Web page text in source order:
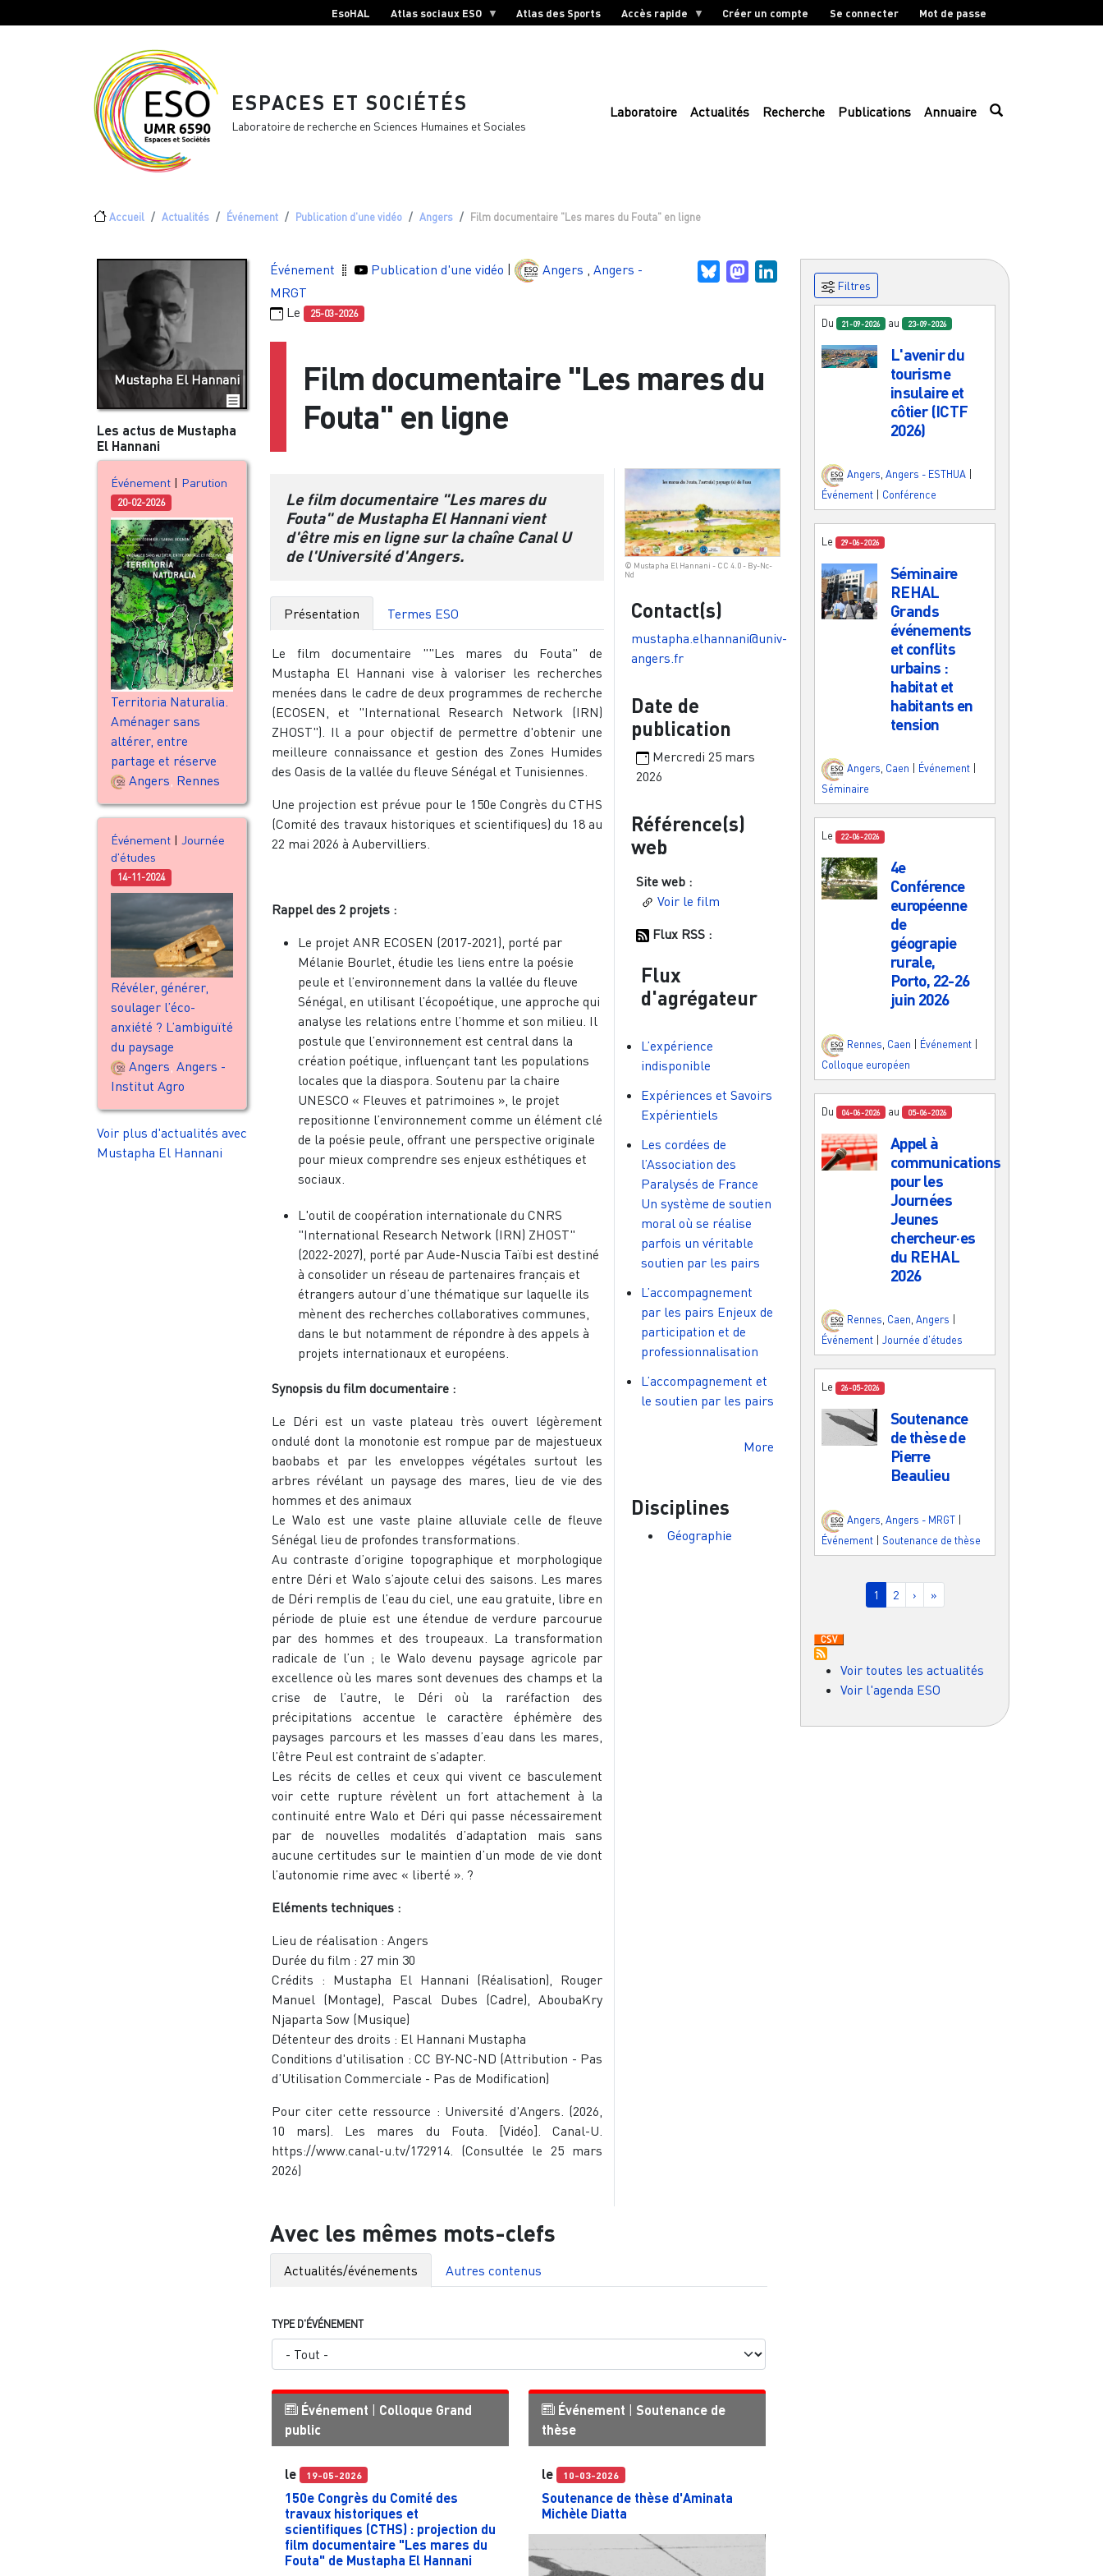
EsoHAL Atlas sociaux ESO Atlas des Sports Accès rapide Créer un compte Se connecter Mot de passe
ESPACES ET SOCIÉTÉS
Laboratoire de recherche en Sciences Humaines et Sociales
Laboratoire Actualités Recherche Publications Annuaire
Fil d'Ariane
Accueil Actualités Événement Publication d'une vidéo Angers Film documentaire "Les mares du Fouta" en ligne
Mustapha El Hannani
Les actus de Mustapha
El Hannani
Événement | Parution
20-02-2026
Territoria Naturalia.
Aménager sans
altérer, entre
partage et réserve
Angers, Rennes
Événement | Journée
d'études
14-11-2024
Révéler, générer,
soulager l’éco-
anxiété ? L’ambiguïté
du paysage
Angers, Angers -
Institut Agro
Voir plus d'actualités avec
Mustapha El Hannani
Événement Publication d'une vidéo | Angers ,Angers -
MRGT
Le 25-03-2026
BlueskyMastodonLinkedIn
Film documentaire "Les mares du
Fouta" en ligne
Le film documentaire "Les mares du
Fouta" de Mustapha El Hannani vient
d'être mis en ligne sur la chaîne Canal U
de l'Université d'Angers.
Présentation Termes ESO
Le film documentaire ""Les mares du Fouta" de
Mustapha El Hannani vise à valoriser les recherches
menées dans le cadre de deux programmes de recherche
(ECOSEN, et "International Research Network (IRN)
ZHOST"). Il a pour objectif de permettre d'obtenir une
meilleure connaissance et gestion des Zones Humides
des Oasis de la vallée du fleuve Sénégal et Tunisiennes.
Une projection est prévue pour le 150e Congrès du CTHS
(Comité des travaux historiques et scientifiques) du 18 au
22 mai 2026 à Aubervilliers.
Rappel des 2 projets :
Le projet ANR ECOSEN (2017-2021), porté par
Mélanie Bourlet, étudie les liens entre la poésie
peule et l’environnement dans la vallée du fleuve
Sénégal, en utilisant l’écopoétique, une approche qui
analyse les relations entre l’homme et son milieu. Il
postule que l’environnement est central dans la
création poétique, influençant tant les populations
locales que la diaspora. Soutenu par la chaire
UNESCO « Fleuves et patrimoines », le projet
repositionne l’environnement comme un élément clé
de la poésie peule, offrant une perspective originale
pour mieux comprendre ses enjeux esthétiques et
sociaux.
L'outil de coopération internationale du CNRS
"International Research Network (IRN) ZHOST"
(2022-2027), porté par Aude-Nuscia Taïbi est destiné
à consolider un réseau de partenaires français et
étrangers autour d’une thématique sur laquelle ils
mènent des recherches collaboratives communes,
dans le but notamment de répondre à des appels à
projets internationaux et européens.
Synopsis du film documentaire :
Le Déri est un vaste plateau très ouvert légèrement
ondulé dont la monotonie est rompue par de majestueux
baobabs et par les enveloppes végétales surtout les
arbres révélant un paysage des mares, lieu de vie des
hommes et des animaux
Le Walo est une vaste plaine alluviale celle de fleuve
Sénégal lieu de profondes transformations.
Au contraste d’origine topographique et morphologique
entre Déri et Walo s’ajoute celui des saisons. Les mares
de Déri remplis de l’eau du ciel, une eau gratuite, libre en
période de pluie est une étendue de verdure parcourue
par des hommes et des troupeaux. La transformation
radicale de l’un ; le Walo devenu paysage agricole par
excellence où les mares sont devenues des champs et la
crise de l’autre, le Déri où la raréfaction des
précipitations accentue le caractère éphémère des
paysages parcours et les masses d’eau dans les mares,
l’être Peul est contraint de s’adapter.
Les récits de celles et ceux qui vivent ce basculement
voir cette rupture révèlent un fort attachement à la
continuité entre Walo et Déri qui passe nécessairement
par de nouvelles modalités d’adaptation mais sans
aucune certitudes sur le maintien d’un mode de vie dont
l’autonomie rime avec « liberté ». ?
Eléments techniques :
Lieu de réalisation : Angers
Durée du film : 27 min 30
Crédits : Mustapha El Hannani (Réalisation), Rouger
Manuel (Montage), Pascal Dubes (Cadre), AboubaKry
Njaparta Sow (Musique)
Détenteur des droits : El Hannani Mustapha
Conditions d'utilisation : CC BY-NC-ND (Attribution - Pas
d’Utilisation Commerciale - Pas de Modification)
Pour citer cette ressource : Université d'Angers. (2026,
10 mars). Les mares du Fouta. [Vidéo]. Canal-U.
https://www.canal-u.tv/172914. (Consultée le 25 mars
2026)
© Mustapha El Hannani - CC 4.0 - By-Nc-
Nd
Contact(s)
mustapha.elhannani@univ-
angers.fr
Date de
publication
Mercredi 25 mars
2026
Référence(s)
web
Site web :
Voir le film
Flux RSS :
Flux
d'agrégateur
L’expérience
indisponible
Expériences et Savoirs
Expérientiels
Les cordées de
l’Association des
Paralysés de France
Un système de soutien
moral où se réalise
parfois un véritable
soutien par les pairs
L’accompagnement
par les pairs Enjeux de
participation et de
professionnalisation
L’accompagnement et
le soutien par les pairs
More
Disciplines
Géographie
Avec les mêmes mots-clefs
Actualités/événements Autres contenus
TYPE D'ÉVÉNEMENT
Événement | Colloque Grand
public
le 19-05-2026
150e Congrès du Comité des
travaux historiques et
scientifiques (CTHS) : projection du
film documentaire "Les mares du
Fouta" de Mustapha El Hannani
Événement |Soutenance de
thèse
le 10-03-2026
Soutenance de thèse d'Aminata
Michèle Diatta
Filtres
Du 21-09-2026 au 23-09-2026
L'avenir du
tourisme
insulaire et
côtier (ICTF
2026)
Angers Angers - ESTHUA
Événement
Conférence
Le 29-06-2026
Séminaire
REHAL
Grands
événements
et conflits
urbains :
habitat et
habitants en
tension
Angers, Caen Événement
Séminaire
Le 22-06-2026
4e
Conférence
européenne
de
géograpie
rurale,
Porto, 22-26
juin 2026
Rennes Caen Événement
Colloque européen
Du 04-06-2026 au 05-06-2026
Appel à
communications
pour les
Journées
Jeunes
chercheur·es
du REHAL
2026
Rennes, Caen, Angers
Événement
Journée d'études
Le 26-05-2026
Soutenance
de thèse de
Pierre
Beaulieu
Angers Angers - MRGT
Événement | Soutenance de thèse
Pagination
Page courante
1 Page
2 Page suivante
› Dernière page
»
Voir toutes les actualités
Voir l'agenda ESO